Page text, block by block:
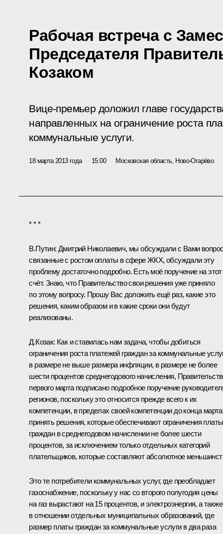
Рабочая встреча с
Председателя
Козаком
Вице-премьер доложил главе
направленных на ограничение роста
коммунальные услуги.
18 марта 2013 года 15:00 Московская область, Ново-Огарёво
* * *
В.Путин: Дмитрий Николаевич, мы обсуждали с Вами
связанные с ростом оплаты в сфере ЖКХ, обсуждали эту
проблему достаточно подробно. Есть моё поручениена этот
счёт. Знаю, что Правительство свои решения уже приняло
по этому вопросу. Прошу Вас доложить ещё раз, какие это
решения, каким образом и в какие сроки они будут
реализованы.
Д.Козак: Как и ставилась нам задача, чтобы добиться
ограничения роста платежей граждан за коммунальные
в размере не выше размера инфляции, в размере не более
шести процентов среднегодового начисления,
первого марта подписано подробное поручение
регионов, поскольку это относится прежде всего к их
компетенции, в пределах своей компетенции до конца марта
принять решения, которые обеспечивают ограничения платы
граждан в среднегодовом начислении не более шести
процентов, за исключением только отдельных категорий
плательщиков, которые составляют абсолютное
Это те потребители коммунальных услуг, где преобладает
газоснабжение, поскольку у нас со второго полугодия цены
на газ вырастают на 15 процентов, и электроэнергия, а также
в отношении отдельных муниципальных образований, где
размер платы граждан за коммунальные услуги в два раза